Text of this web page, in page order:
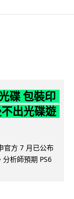
碟 包裝印
出光碟遊
官方 7 月已公布
析師預期 PS6